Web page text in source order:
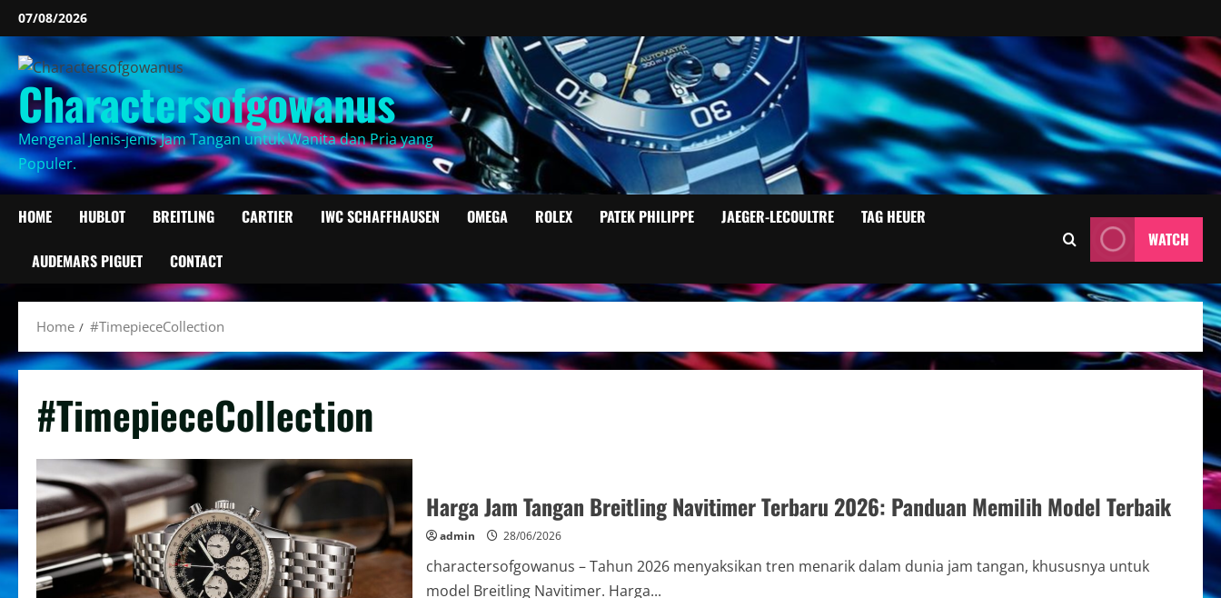
Skip
to
content
07/08/2026
Charactersofgowanus
Mengenal Jenis-jenis Jam Tangan untuk Wanita dan Pria yang
Populer.
HOME HUBLOT BREITLING CARTIER IWC SCHAFFHAUSEN OMEGA ROLEX PATEK PHILIPPE JAEGER-LECOULTRE TAG HEUER
AUDEMARS PIGUET CONTACT
WATCH
Home #TimepieceCollection
#TimepieceCollection
Harga Jam Tangan Breitling Navitimer Terbaru 2026: Panduan Memilih Model Terbaik
admin 28/06/2026
charactersofgowanus – Tahun 2026 menyaksikan tren menarik dalam dunia jam tangan, khususnya untuk
model Breitling Navitimer. Harga...